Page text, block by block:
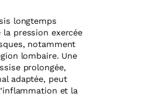
longtemps
la pression exercée
notamment
lombaire. Une
prolongée,
adaptée, peut
et la